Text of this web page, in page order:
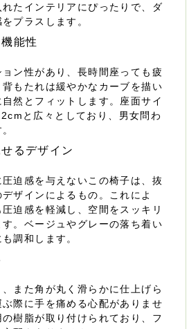
たインテリアにぴったりで、ダ
プラスします。
能性
ン性があり、長時間座っても疲
もたれは緩やかなカーブを描い
然とフィットします。座面サイ
と広々としており、男女問わ
るデザイン
迫感を与えないこの椅子は、抜
ザインによるもの。これによ
迫感を軽減し、空間をスッキリ
。ベージュやグレーの落ち着い
調和します。
また角が丸く滑らかに仕上げら
際に手を痛める心配がありませ
樹脂が取り付けられており、フ